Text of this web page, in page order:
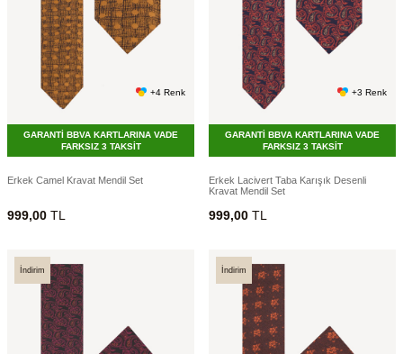
+4 Renk
GARANTİ BBVA KARTLARINA VADE
FARKSIZ 3 TAKSİT
Erkek Camel Kravat Mendil Set
999,00 TL
+3 Renk
GARANTİ BBVA KARTLARINA VADE
FARKSIZ 3 TAKSİT
Erkek Lacivert Taba Karışık Desenli
Kravat Mendil Set
999,00 TL
İndirim İndirim